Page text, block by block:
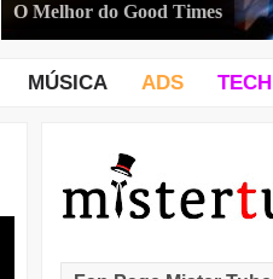
O Melhor do Good Times
MÚSICA ADS TECH